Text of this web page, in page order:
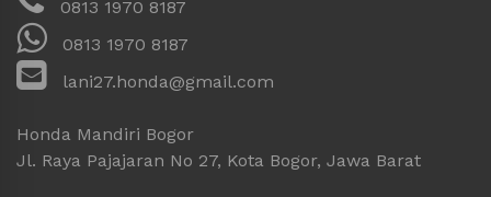
0813 1970 8187
0813 1970 8187
lani27.honda@gmail.com
Honda Mandiri Bogor
Jl. Raya Pajajaran No 27, Kota Bogor, Jawa Barat